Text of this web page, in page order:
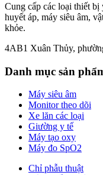
Cung cấp các loại thiết
huyết áp, máy siêu âm,
khỏe.
4AB1 Xuân Thủy,
Danh mục sản
Máy siêu âm
Monitor theo dõi
Xe lăn các loại
Giường y tế
Máy tạo oxy
Máy đo SpO2
Chỉ phẫu thuật